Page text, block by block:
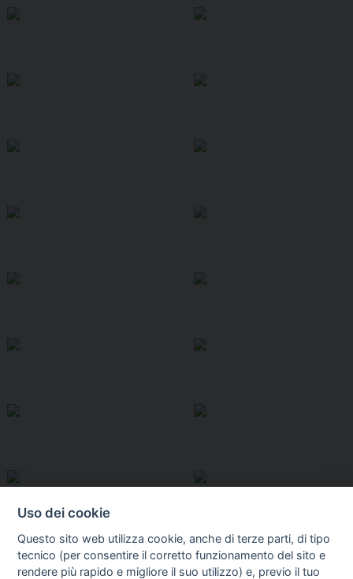
Uso dei cookie
Questo sito web utilizza cookie, anche di terze parti, di tipo
tecnico (per consentire il corretto funzionamento del sito e
rendere più rapido e migliore il suo utilizzo) e, previo il tuo